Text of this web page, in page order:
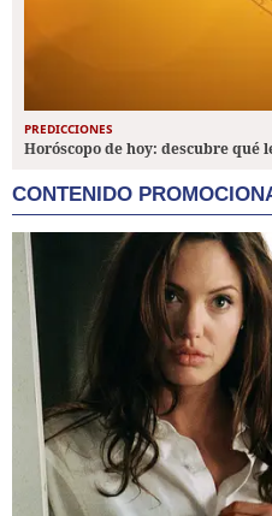
PREDICCIONES
Horóscopo de hoy: descubre qué
CONTENIDO